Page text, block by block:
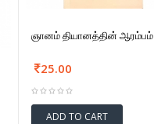
ஞானம் தியானத்தின் ஆரம்பம்
25.00
ADD TO CART